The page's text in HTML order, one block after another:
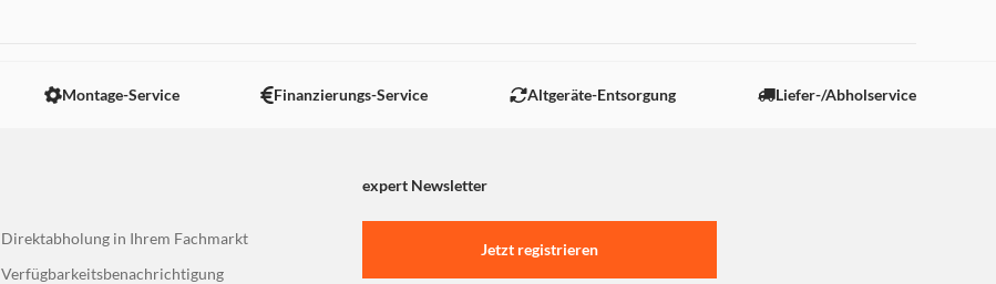
Montage-Service Finanzierungs-Service Altgeräte-Entsorgung Liefer-/Abholservice
expert Newsletter
Direktabholung in Ihrem Fachmarkt
Verfügbarkeitsbenachrichtigung
Jetzt registrieren